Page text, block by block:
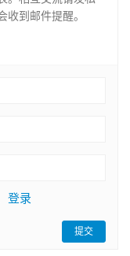
登录
提交